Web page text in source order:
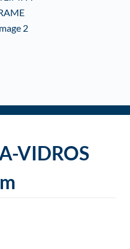
VIDROS